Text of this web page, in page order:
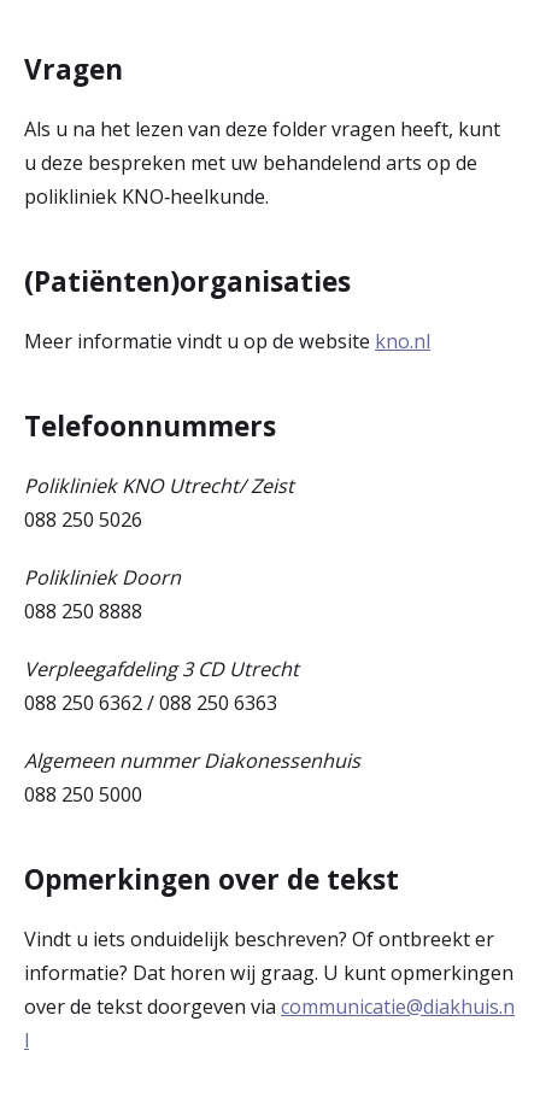
Vragen
Als u na het lezen van deze folder vragen heeft, kunt
u deze bespreken met uw behandelend arts op de
polikliniek KNO‑heelkunde.
(Patiënten)organisaties
Meer informatie vindt u op de website kno.nl
Telefoonnummers
Polikliniek KNO Utrecht/ Zeist
088 250 5026
Polikliniek Doorn
088 250 8888
Verpleegafdeling 3 CD Utrecht
088 250 6362 / 088 250 6363
Algemeen nummer Diakonessenhuis
088 250 5000
Opmerkingen over de tekst
Vindt u iets onduidelijk beschreven? Of ontbreekt er
informatie? Dat horen wij graag. U kunt opmerkingen
over de tekst doorgeven via communicatie@diakhuis.n
l